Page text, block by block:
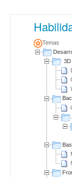
Temas
3D